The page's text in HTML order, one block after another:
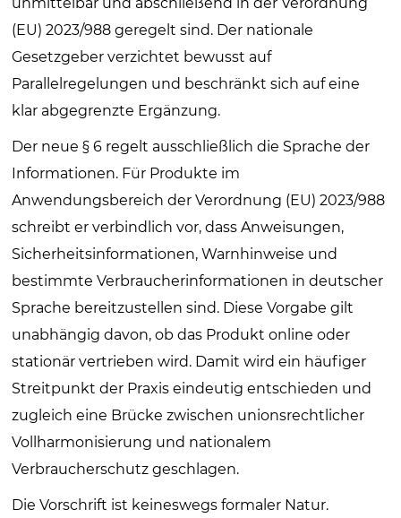
(EU) 2023/988 geregelt sind. Der nationale
Gesetzgeber verzichtet bewusst auf
Parallelregelungen und beschränkt sich auf eine
klar abgegrenzte Ergänzung.
Der neue § 6 regelt ausschließlich die Sprache der
Informationen. Für Produkte im
Anwendungsbereich der Verordnung (EU) 2023/988
schreibt er verbindlich vor, dass Anweisungen,
Sicherheitsinformationen, Warnhinweise und
bestimmte Verbraucherinformationen in deutscher
Sprache bereitzustellen sind. Diese Vorgabe gilt
unabhängig davon, ob das Produkt online oder
stationär vertrieben wird. Damit wird ein häufiger
Streitpunkt der Praxis eindeutig entschieden und
zugleich eine Brücke zwischen unionsrechtlicher
Vollharmonisierung und nationalem
Verbraucherschutz geschlagen.
Die Vorschrift ist keineswegs formaler Natur.